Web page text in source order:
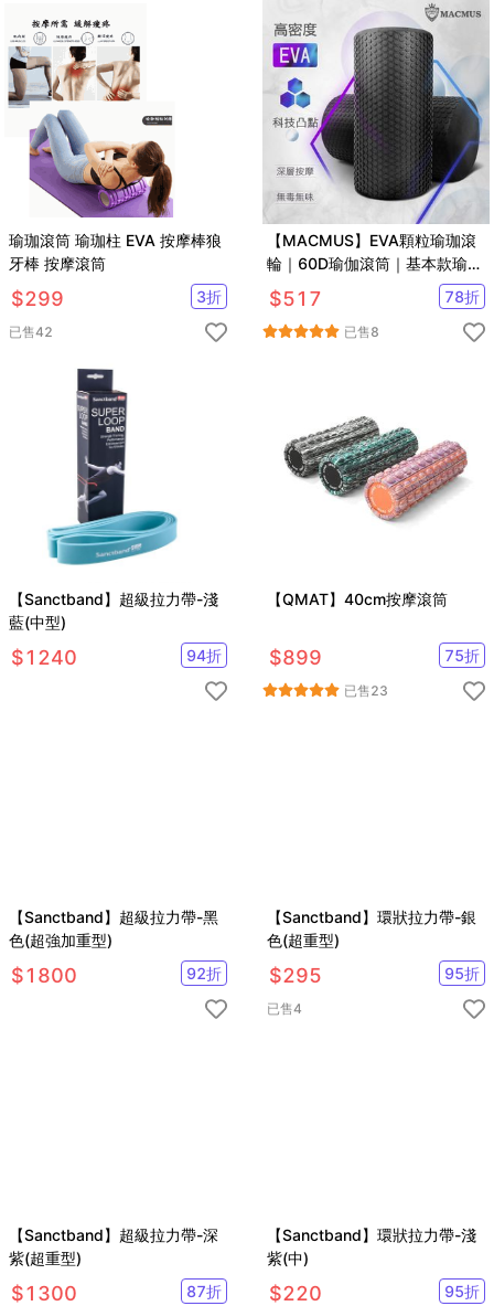
瑜珈滾筒 瑜珈柱 EVA 按摩棒狼
牙棒 按摩滾筒
$299 3折
已售42
【MACMUS】EVA顆粒瑜珈滾
輪｜60D瑜伽滾筒｜基本款瑜珈
柱狼牙棒滾筒按摩滾筒
$517 78折
已售8
【Sanctband】超級拉力帶-淺
藍(中型)
$1240 94折
【QMAT】40cm按摩滾筒
$899 75折
已售23
【Sanctband】超級拉力帶-黑
色(超強加重型)
$1800 92折
【Sanctband】環狀拉力帶-銀
色(超重型)
$295 95折
已售4
【Sanctband】超級拉力帶-深
紫(超重型)
$1300 87折
【Sanctband】環狀拉力帶-淺
紫(中)
$220 95折